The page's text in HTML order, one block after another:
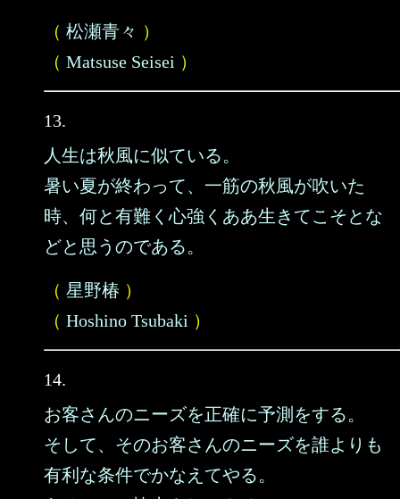
（ 松瀬青々 ）
（ Matsuse Seisei ）
13.
人生は秋風に似ている。
暑い夏が終わって、一筋の秋風が吹いた
時、何と有難く心強くああ生きてこそとな
どと思うのである。
（ 星野椿 ）
（ Hoshino Tsubaki ）
14.
お客さんのニーズを正確に予測をする。
そして、そのお客さんのニーズを誰よりも
有利な条件でかなえてやる。